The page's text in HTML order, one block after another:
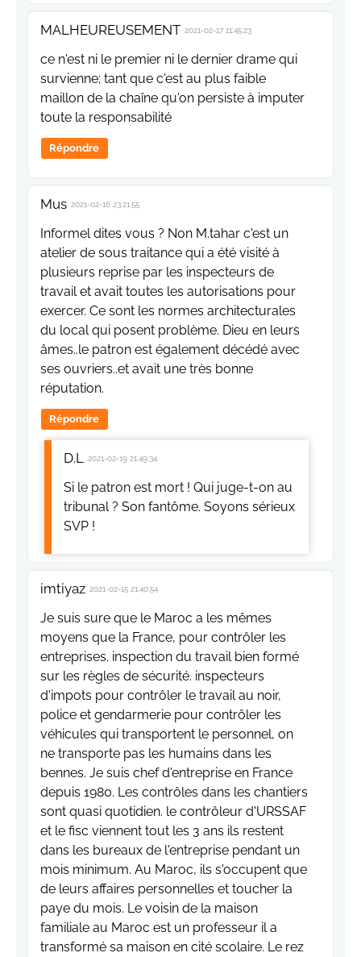
MALHEUREUSEMENT 2021-02-17 11:45:23
ce n'est ni le premier ni le dernier drame qui
survienne; tant que c'est au plus faible
maillon de la chaîne qu'on persiste à imputer
toute la responsabilité
Répondre
Mus 2021-02-16 23:21:55
Informel dites vous ? Non M.tahar c'est un
atelier de sous traitance qui a été visité à
plusieurs reprise par les inspecteurs de
travail et avait toutes les autorisations pour
exercer. Ce sont les normes architecturales
du local qui posent problème. Dieu en leurs
âmes..le patron est également décédé avec
ses ouvriers..et avait une très bonne
réputation.
Répondre
D.L 2021-02-19 21:49:34
Si le patron est mort ! Qui juge-t-on au
tribunal ? Son fantôme. Soyons sérieux
SVP !
imtiyaz 2021-02-15 21:40:54
Je suis sure que le Maroc a les mêmes
moyens que la France, pour contrôler les
entreprises. inspection du travail bien formé
sur les règles de sécurité. inspecteurs
d'impots pour contrôler le travail au noir,
police et gendarmerie pour contrôler les
véhicules qui transportent le personnel, on
ne transporte pas les humains dans les
bennes. Je suis chef d'entreprise en France
depuis 1980. Les contrôles dans les chantiers
sont quasi quotidien. le contrôleur d'URSSAF
et le fisc viennent tout les 3 ans ils restent
dans les bureaux de l'entreprise pendant un
mois minimum. Au Maroc, ils s'occupent que
de leurs affaires personnelles et toucher la
paye du mois. Le voisin de la maison
familiale au Maroc est un professeur il a
transformé sa maison en cité scolaire. Le rez